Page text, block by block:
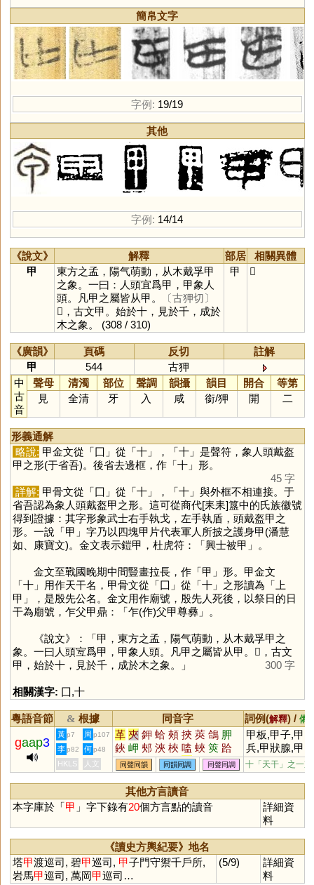
簡帛文字
字例: 19/19
其他
字例: 14/14
《說文》 解釋 部居
相關異體
甲
東方之孟，陽气萌動，从木戴孚甲
之象。一曰：人頭宜爲甲，甲象人
頭。凡甲之屬皆从甲。
〔古狎切〕
𠇚，古文甲。始於十，見於千，成於
木之象。 (308 / 310)
甲 𠇚
《廣韻》 頁碼 反切
註解
甲
544
古狎
中
古
音
聲母 清濁 部位 聲調 韻攝 韻目 開合
等第
見
全清 牙 入 咸 銜/狎 開 二
形義通解
略說: 甲金文從「囗 」從「十」，「十」是聲符，象人頭戴盔
甲之形(于省吾)。後省去邊框，作「十」形。
45 字
詳解: 甲骨文從「囗 」從「十」，「十」與外框不相連接。于
省吾認為象人頭戴盔甲之形。這可從商代[耒耒]簋中的氏族徽號
得到證據：其字形象武士右手執戈，左手執盾，頭戴盔甲之
形。一說「甲 」字乃以四塊甲片代表軍人所披之護身甲(潘慧
如、康寶文)。金文表示鎧甲，杜虎符：「興士被甲」。
金文至戰國晚期中間豎畫拉長，作「甲 」形。甲金文
「十」用作天干名，甲骨文從「囗 」從「十」之形讀為「上
甲」，是殷先公名。金文用作廟號，殷先人死後，以祭日的日
干為廟號，乍父甲鼎：「乍(作)父甲尊彝」。
《說文》：「甲，東方之孟，陽气萌動，从木戴孚甲之
象。一曰人頭宐爲甲，甲象人頭。凡甲之屬皆从甲。𤰒，古文
甲，始於十，見於千，成於木之象。」
300 字
相關漢字: 囗,十
粵語音節 & 根據 同音字 詞例(解釋) / 備
gaap3
黃 p7 周 p107 革 夾 鉀 蛤 頰 挾 莢 鴿 胛
鋏 岬 郟 浹 梜 嗑 蛺 筴 跲
脥 玾 唊 鵊 柙 韐 鞈 搿 裌
袷 舺
甲板,甲子,甲
兵,甲狀腺,甲
苯,甲魚,甲烷,
甲蟲,甲骨㫃
李 p82 何 p48
HKLS 人文 同聲同韻 同韻同調 同聲同調 十「天干」之一㫃
其他方言讀音
本字庫於「甲 」字下錄有20個方言點的讀音
詳細資
料
《讀史方輿紀要》地名
塔甲渡巡司, 碧甲巡司, 甲子門守禦千戶所,
岩馬甲巡司, 萬岡甲巡司…
(5/9)
詳細資
料